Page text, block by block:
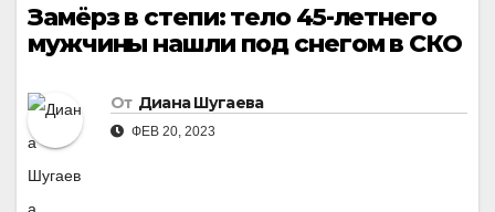
Замёрз в степи: тело 45-летнего
мужчины нашли под снегом в СКО
От Диана Шугаева
ФЕВ 20, 2023